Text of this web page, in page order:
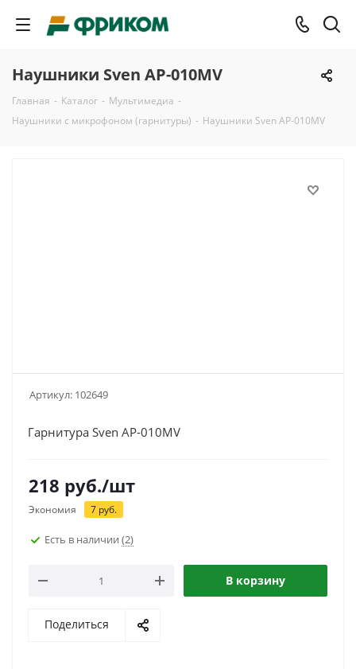
Наушники Sven AP-010MV
Главная - Каталог - Мультимедиа -
Наушники с микрофоном (гарнитуры) - Наушники Sven AP-010MV
Артикул: 102649
Гарнитура Sven AP-010MV
218 руб./шт
Экономия 7 руб.
Есть в наличии (2)
В корзину
Поделиться